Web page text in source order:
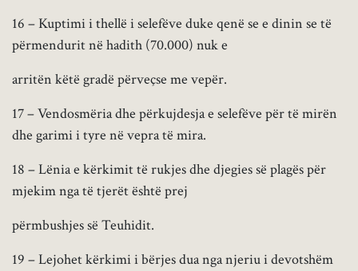
16 – Kuptimi i thellë i selefëve duke qenë se e dinin se të
përmendurit në hadith (70.000) nuk e
arritën këtë gradë përveçse me vepër.
17 – Vendosmëria dhe përkujdesja e selefëve për të mirën
dhe garimi i tyre në vepra të mira.
18 – Lënia e kërkimit të rukjes dhe djegies së plagës për
mjekim nga të tjerët është prej
përmbushjes së Teuhidit.
19 – Lejohet kërkimi i bërjes dua nga njeriu i devotshëm